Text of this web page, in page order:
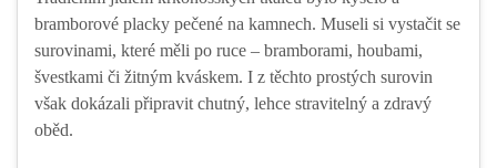
bramborové placky pečené na kamnech. Museli si vystačit se
surovinami, které měli po ruce – bramborami, houbami,
švestkami či žitným kváskem. I z těchto prostých surovin
však dokázali připravit chutný, lehce stravitelný a zdravý
oběd.